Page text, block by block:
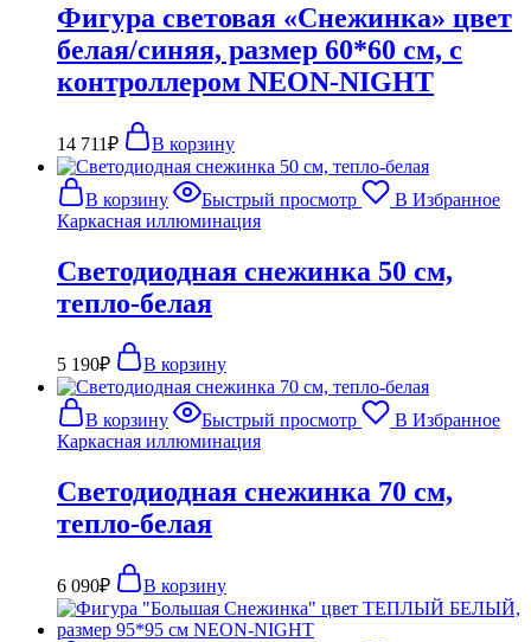
Фигура световая «Снежинка» цвет
белая/синяя, размер 60*60 см, с
контроллером NEON-NIGHT
14 711₽ В корзину
В корзину Быстрый просмотр
В Избранное
Каркасная иллюминация
Светодиодная снежинка 50 см,
тепло-белая
5 190₽ В корзину
В корзину Быстрый просмотр
В Избранное
Каркасная иллюминация
Светодиодная снежинка 70 см,
тепло-белая
6 090₽ В корзину